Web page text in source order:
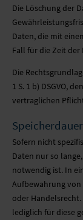
Die Löschung der
Daten, die mit
Fall für die Zeit
Die
1 S. 1 b) DSGVO,
vertraglichen
Speicherdauer
Sofern nicht
Daten nur so
notwendig ist. In
Aufbewahrung von
oder
lediglich für diese